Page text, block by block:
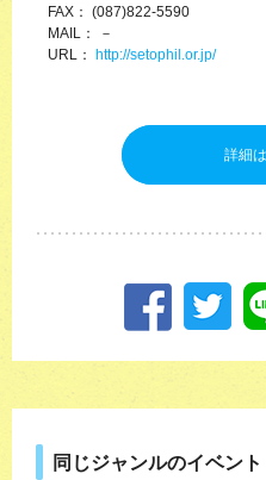
FAX： (087)822-5590
MAIL： －
URL： http://setophil.or.jp/
詳細
同じジャンルのイベント